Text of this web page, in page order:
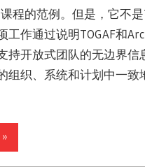
程的范例。但是，它不是
工作通过说明TOGAF和
持开放式团队的无边界信
组织、系统和计划中一致